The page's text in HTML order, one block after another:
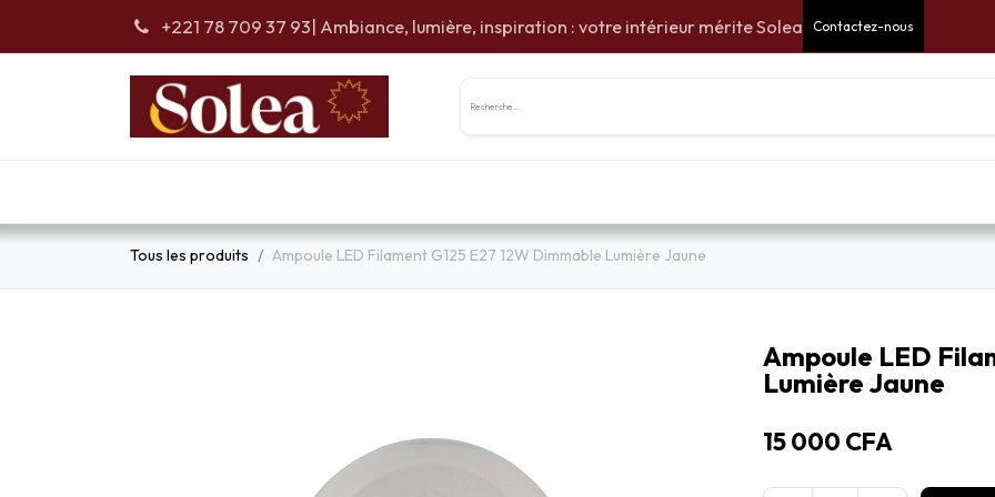
+221 78 709 37 93| Ambiance, lumière, inspiration : votre intérieur mérite Solea Contactez-nous
Tous les produits Ampoule LED Filament G125 E27 12W Dimmable Lumière Jaune
Ampoule LED
Lumière Jaune
15 000 CFA